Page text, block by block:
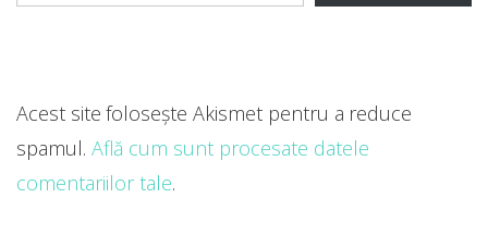
Acest site folosește Akismet pentru a reduce
spamul. Află cum sunt procesate datele
comentariilor tale.